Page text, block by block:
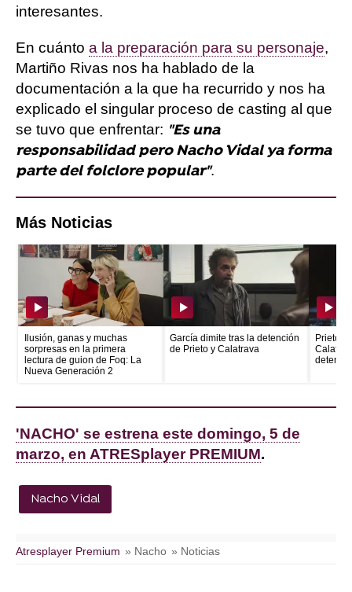
interesantes.
En cuánto a la preparación para su personaje,
Martiño Rivas nos ha hablado de la
documentación a la que ha recurrido y nos ha
explicado el singular proceso de casting al que
se tuvo que enfrentar: "Es una
responsabilidad pero Nacho Vidal ya forma
parte del folclore popular".
Más Noticias
Ilusión, ganas y muchas
sorpresas en la primera
lectura de guion de Foq: La
Nueva Generación 2
García dimite tras la detención
de Prieto y Calatrava
Prieto
'NACHO' se estrena este domingo, 5 de
marzo, en ATRESplayer PREMIUM.
Nacho Vidal
Atresplayer Premium » Nacho » Noticias